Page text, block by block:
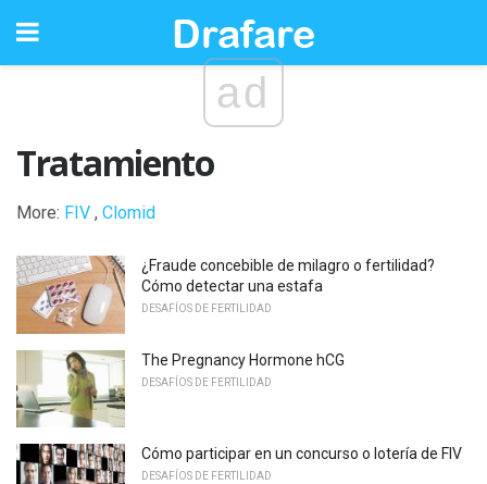
ad
Tratamiento
More: FIV , Clomid
¿Fraude concebible de milagro o fertilidad?
Cómo detectar una estafa
DESAFÍOS DE FERTILIDAD
The Pregnancy Hormone hCG
DESAFÍOS DE FERTILIDAD
Cómo participar en un concurso o lotería de FIV
DESAFÍOS DE FERTILIDAD